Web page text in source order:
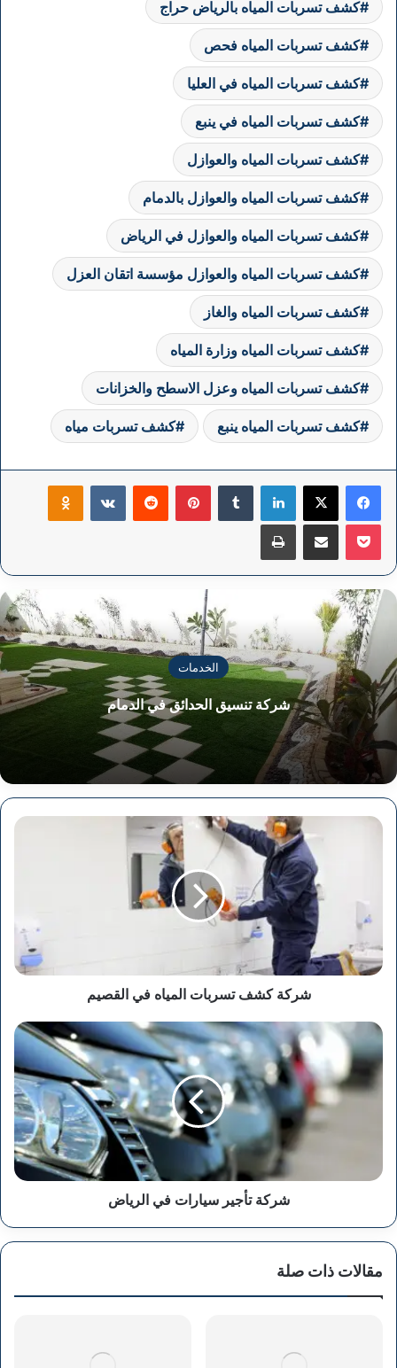
كشف تسربات المياه بالرياض حراج
كشف تسربات المياه فحص
كشف تسربات المياه في العليا
كشف تسربات المياه في ينبع
كشف تسربات المياه والعوازل
كشف تسربات المياه والعوازل بالدمام
كشف تسربات المياه والعوازل في الرياض
كشف تسربات المياه والعوازل مؤسسة اتقان العزل
كشف تسربات المياه والغاز
كشف تسربات المياه وزارة المياه
كشف تسربات المياه وعزل الاسطح والخزانات
كشف تسربات المياه ينبع كشف تسربات مياه
فيسبوك ‫X لينكدإن بينتيريست
‫Pocket مشاركة عبر البريد طباعة
الخدمات
شركة تنسيق الحدائق في الدمام
شركة
القصيم
شركة كشف تسربات المياه في القصيم
شركة
تأجير
سيارات
في
شركة تأجير سيارات في الرياض
مقالات ذات صلة